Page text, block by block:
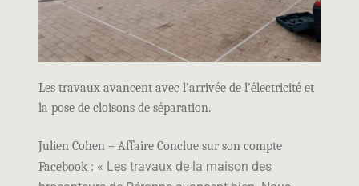
Les travaux avancent avec l’arrivée de l’électricité et
la pose de cloisons de séparation.
Julien Cohen – Affaire Conclue sur son compte
Facebook : « Les travaux de la maison des